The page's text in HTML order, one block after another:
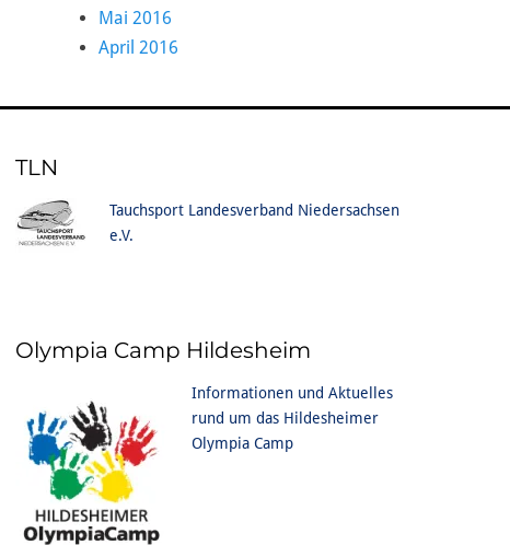
Mai 2016
April 2016
TLN
Tauchsport Landesverband Niedersachsen
e.V.
Olympia Camp Hildesheim
Informationen und Aktuelles
rund um das Hildesheimer
Olympia Camp